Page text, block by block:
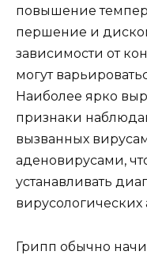
повышение
першение и
зависимости от
могут
Наиболее ярко
признаки
вызванных
аденовирусами,
устанавливать
вирусологических
Грипп обычно